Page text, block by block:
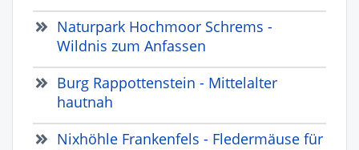
Naturpark Hochmoor Schrems -
Wildnis zum Anfassen
Burg Rappottenstein - Mittelalter
hautnah
Nixhöhle Frankenfels - Fledermäuse für